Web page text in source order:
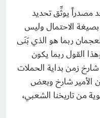
مصدراً يوثِّق تحديد
بصيغة الاحتمال وليس
ربما هو الذي بَنَى
المتوفى عام 1232هـ. وهذا القول ربما يكون
زمن بداية الحملات
أن الأمير شارخ وبعض
من تاريخنا الشعبي،